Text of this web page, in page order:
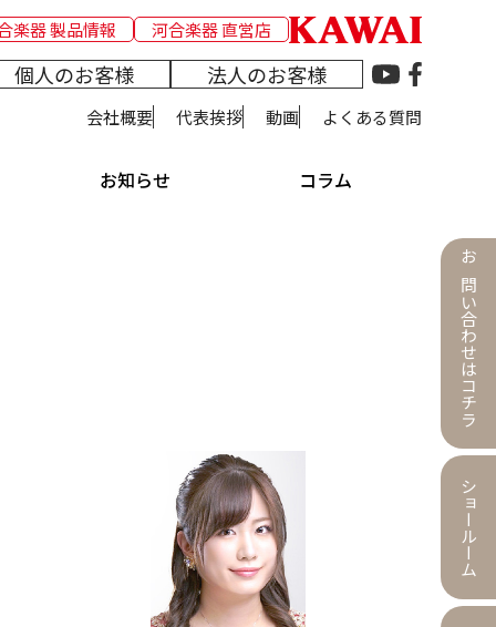
楽器 製品情報 河合楽器 直営店
個人のお客様 法人のお客様
会社概要 代表挨拶 動画 よくある質問
お知らせ コラム
お問い合わせはコチラ
ショールーム